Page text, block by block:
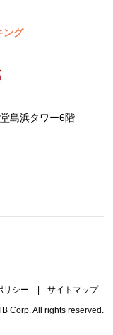
ング
島浜タワー6階
リシー サイトマップ
Corp. All rights reserved.